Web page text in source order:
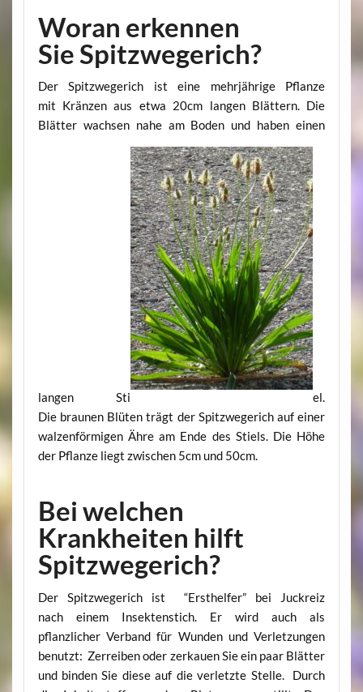
Woran erkennen
Sie Spitzwegerich?
Der Spitzwegerich ist eine mehrjährige Pflanze
mit Kränzen aus etwa 20cm langen Blättern. Die
Blätter wachsen nahe am Boden und haben einen
langen Sti
el.
Die braunen Blüten trägt der Spitzwegerich auf einer
walzenförmigen Ähre am Ende des Stiels. Die Höhe
der Pflanze liegt zwischen 5cm und 50cm.
Bei welchen
Krankheiten hilft
Spitzwegerich?
Der Spitzwegerich ist “Ersthelfer” bei Juckreiz
nach einem Insektenstich. Er wird auch als
pflanzlicher Verband für Wunden und Verletzungen
benutzt: Zerreiben oder zerkauen Sie ein paar Blätter
und binden Sie diese auf die verletzte Stelle. Durch